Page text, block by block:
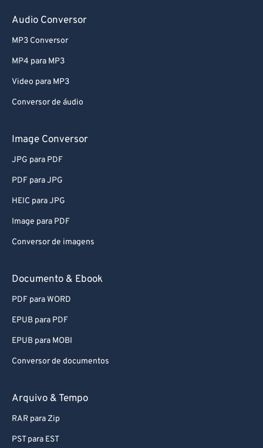
Audio Conversor
MP3 Conversor
MP4 para MP3
Video para MP3
Conversor de áudio
Image Conversor
JPG para PDF
PDF para JPG
HEIC para JPG
Image para PDF
Conversor de imagens
Documento & Ebook
PDF para WORD
EPUB para PDF
EPUB para MOBI
Conversor de documentos
Arquivo & Tempo
RAR para Zip
PST para EST